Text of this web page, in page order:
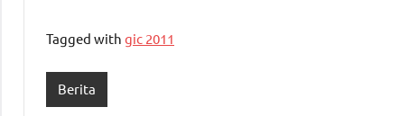
Tagged with gic 2011
Berita